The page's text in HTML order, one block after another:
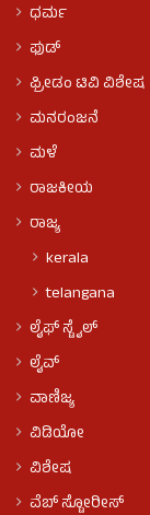
ಧರ್ಮ
ಫುಡ್​​
ಫ್ರೀಡಂ ಟಿವಿ ವಿಶೇಷ
ಮನರಂಜನೆ
ಮಳೆ
ರಾಜಕೀಯ
ರಾಜ್ಯ
kerala
telangana
ಲೈಫ್ ಸ್ಟೈಲ್
ಲೈವ್
ವಾಣಿಜ್ಯ
ವಿಡಿಯೋ
ವಿಶೇಷ
ವೆಬ್ ಸ್ಟೋರೀಸ್